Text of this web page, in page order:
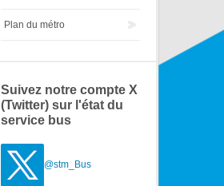
Plan du métro
Suivez notre compte X
(Twitter) sur l'état du
service bus
@stm_Bus